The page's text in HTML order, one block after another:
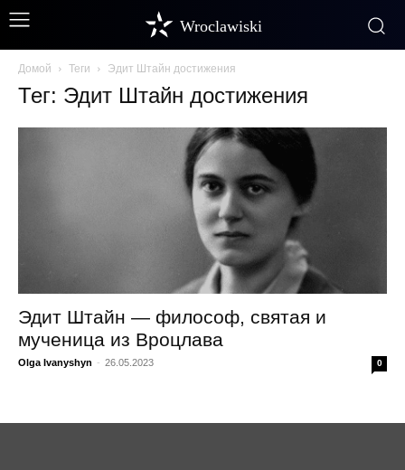
Wroclawiski
Домой Теги Эдит Штайн достижения
Тег: Эдит Штайн достижения
Эдит Штайн — философ, святая и
мученица из Вроцлава
Olga Ivanyshyn - 26.05.2023 0